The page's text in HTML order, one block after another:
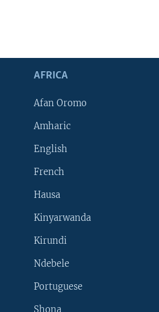
AFRICA
Afan Oromo
Amharic
English
French
Hausa
Kinyarwanda
Kirundi
Ndebele
Portuguese
Shona